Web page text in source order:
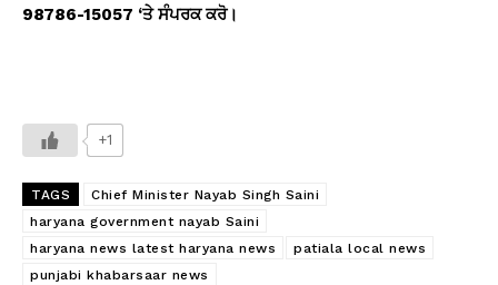
98786-15057 ‘ਤੇ ਸੰਪਰਕ ਕਰੋ।
+1
TAGS
Chief Minister Nayab Singh Saini
haryana government nayab Saini
haryana news latest haryana news
patiala local news
punjabi khabarsaar news